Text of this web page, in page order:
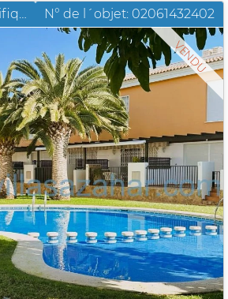
Alcossebre: Magnifique propriété dans le complexe résidentiel Palm Beach II N° de l´objet: 02061432402
VENDU